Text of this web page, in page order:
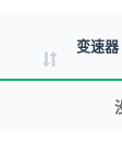
变速器